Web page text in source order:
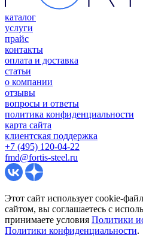
каталог
услуги
прайс
контакты
оплата и доставка
статьи
о компании
отзывы
вопросы и ответы
политика конфиденциальности
карта сайта
клиентская поддержка
+7 (495) 120-04-22
fmd@fortis-steel.ru
Этот сайт использует cookie-
сайтом, вы соглашаетесь с
принимаете условия Политики
Политики конфиденциальности.